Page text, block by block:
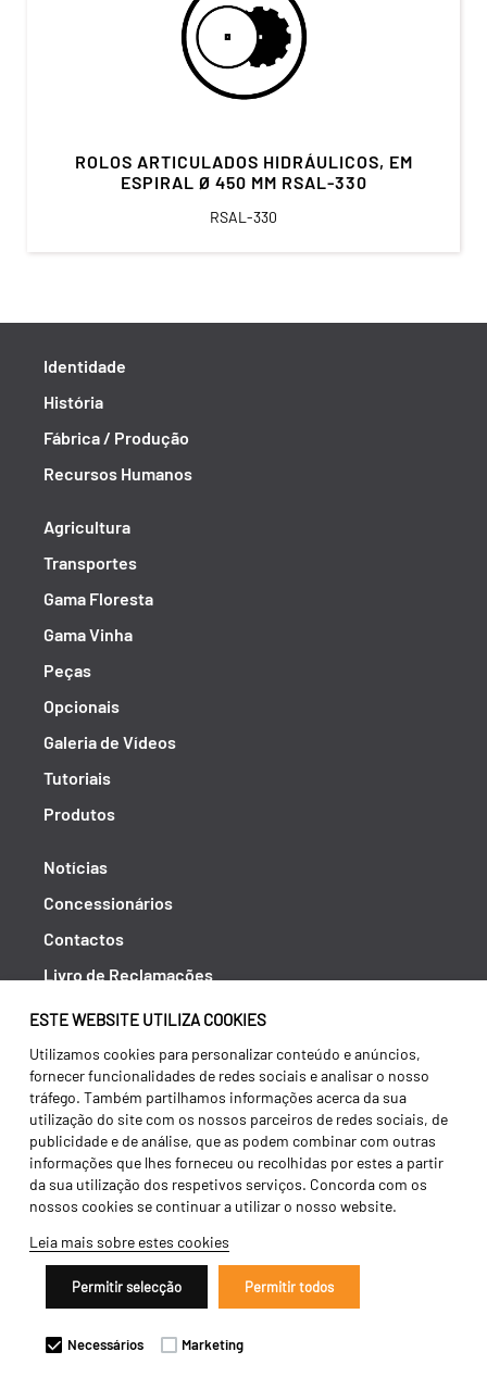
ESTE WEBSITE UTILIZA COOKIES
Utilizamos cookies para personalizar conteúdo e anúncios,
fornecer funcionalidades de redes sociais e analisar o nosso
tráfego. Também partilhamos informações acerca da sua
utilização do site com os nossos parceiros de redes sociais, de
publicidade e de análise, que as podem combinar com outras
informações que lhes forneceu ou recolhidas por estes a partir
da sua utilização dos respetivos serviços. Concorda com os
nossos cookies se continuar a utilizar o nosso website.
Leia mais sobre estes cookies
Permitir selecção Permitir todos
Necessários Marketing
ROLOS ARTICULADOS HIDRÁULICOS, EM
ESPIRAL Ø 450 MM RSAL-330
RSAL-330
Identidade
História
Fábrica / Produção
Recursos Humanos
Agricultura
Transportes
Gama Floresta
Gama Vinha
Peças
Opcionais
Galeria de Vídeos
Tutoriais
Produtos
Notícias
Concessionários
Contactos
Livro de Reclamações
Política de Privacidade
Canal de Denúncias (RGPC)
Termos e condições